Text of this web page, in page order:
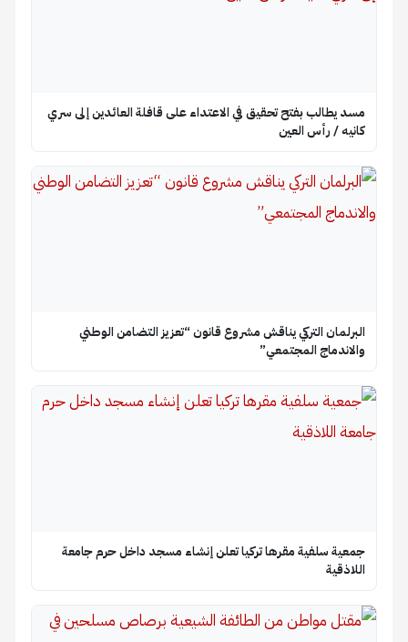
مسد يطالب بفتح تحقيق في الاعتداء على قافلة العائدين إلى سري
كانيه / رأس العين
البرلمان التركي يناقش مشروع قانون “تعزيز التضامن الوطني
والاندماج المجتمعي”
جمعية سلفية مقرها تركيا تعلن إنشاء مسجد داخل حرم جامعة
اللاذقية